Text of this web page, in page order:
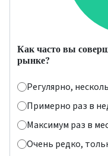
Как часто вы
рынке?
Регулярно,
Примерно раз в
Максимум раз в
Очень редко,